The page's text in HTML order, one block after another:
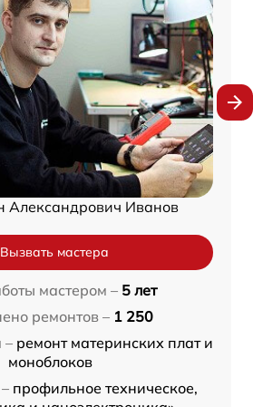
Александрович Иванов
Вызвать мастера
мастером – 5 лет
ремонтов – 1 250
– ремонт материнских плат и
моноблоков
профильное техническое,